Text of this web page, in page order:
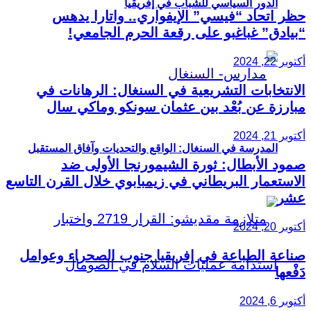
الدور السياسي للشباب في إفريقيا
المدرسة في السنغال: الواقع والتحديات وآفاق المستقبل
حظر اتحاد “فيسي” الإيفواري.. واتارا يدهس
“بيادق” غباغبو على رقعة الحرم الجامعي!
أكتوبر 22, 2024
الانتخابات التشريعية في السنغال: الرهانات في
مبارزة عن بُعْد بين عثمان سونكو وماكي سال
أكتوبر 21, 2024
صمود الأبطال: ثورة الشيمورنجا الأولى ضد
الاستعمار البريطاني في زيمبابوي خلال القرن التاسع
عشر
أكتوبر 20, 2024
صناعة الطباعة في إفريقيا جنوب الصحراء وعوامل
دَفْعها
أكتوبر 6, 2024